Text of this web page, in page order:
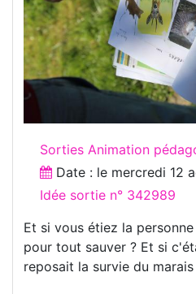
Sorties Animation
Date : le mercredi 12
Idée sortie n° 342989
Et si vous étiez la
pour tout sauver ? Et si
reposait la survie du marais